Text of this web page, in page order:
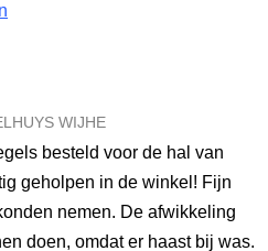
WIJHE
besteld voor de hal van
geholpen in de winkel! Fijn
nemen. De afwikkeling
doen, omdat er haast bij was.